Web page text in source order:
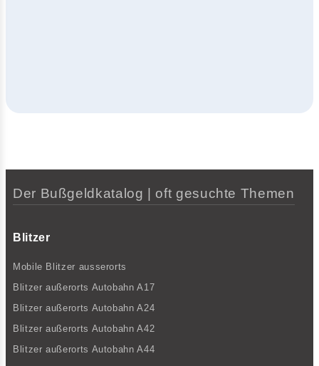
Der Bußgeldkatalog | oft gesuchte Themen
Blitzer
Mobile Blitzer ausserorts
Blitzer außerorts Autobahn A17
Blitzer außerorts Autobahn A24
Blitzer außerorts Autobahn A42
Blitzer außerorts Autobahn A44